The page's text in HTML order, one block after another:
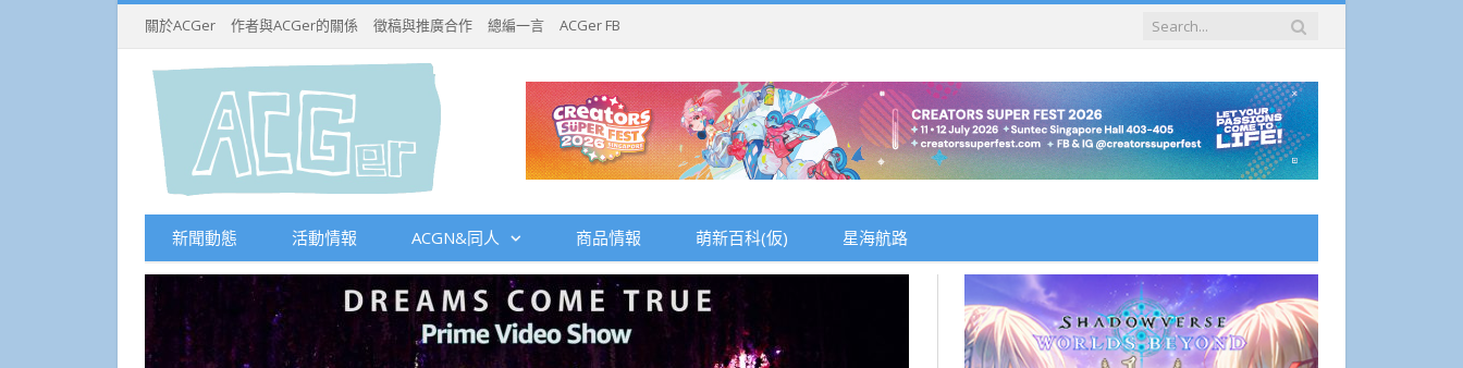
關於ACGer 作者與ACGer的關係 徵稿與推廣合作 總編一言 ACGer FB
新聞動態 活動情報 ACGN&同人 商品情報 萌新百科(仮) 星海航路